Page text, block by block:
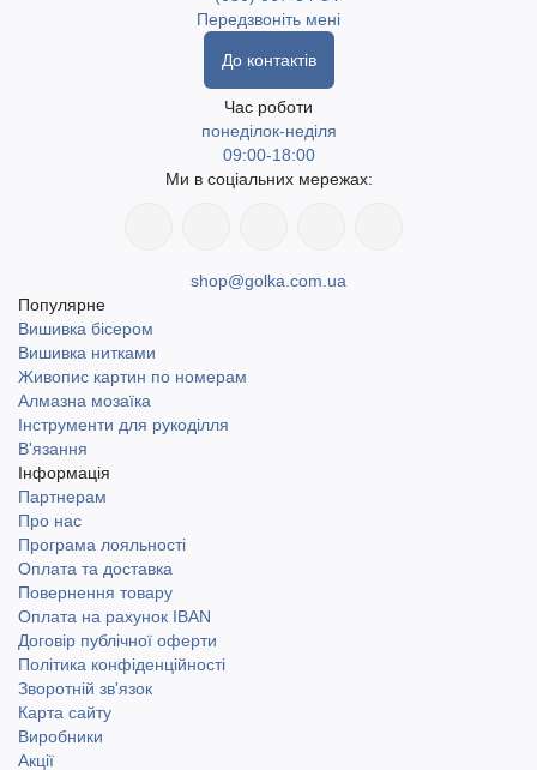
Передзвоніть мені
До контактів
Час роботи
понеділок-неділя
09:00-18:00
Ми в соціальних мережах:
shop@golka.com.ua
Популярне
Вишивка бісером
Вишивка нитками
Живопис картин по номерам
Алмазна мозаїка
Інструменти для рукоділля
В'язання
Інформація
Партнерам
Про нас
Програма лояльності
Оплата та доставка
Повернення товару
Оплата на рахунок IBAN
Договір публічної оферти
Політика конфіденційності
Зворотній зв'язок
Карта сайту
Виробники
Акції